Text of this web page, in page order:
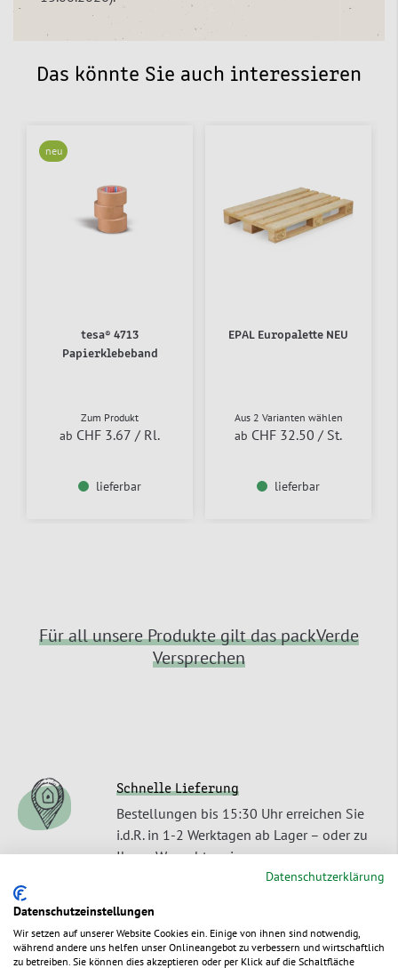
Das könnte Sie auch interessieren
neu
tesa® 4713
Papierklebeband
Zum Produkt
ab CHF 3.67 / Rl.
lieferbar
EPAL Europalette NEU
Aus 2 Varianten wählen
ab CHF 32.50 / St.
lieferbar
Für all unsere Produkte gilt das packVerde
Versprechen
Schnelle Lieferung
Bestellungen bis 15:30 Uhr erreichen Sie
i.d.R. in 1-2 Werktagen ab Lager – oder zu
Ihrem Wunschtermin.
Unsere Produkte lassen sich als
Einstoffverpackungen umweltschonend
entsorgen oder recyceln.
Datenschutzerklärung
Datenschutzeinstellungen
Wir setzen auf unserer Website Cookies ein. Einige von ihnen sind notwendig,
während andere uns helfen unser Onlineangebot zu verbessern und wirtschaftlich
zu betreiben. Sie können dies akzeptieren oder per Klick auf die Schaltfläche